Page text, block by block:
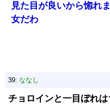
見た目が良いから惚れ
女だわ
39: ななし
チョロインと一目ぼれ